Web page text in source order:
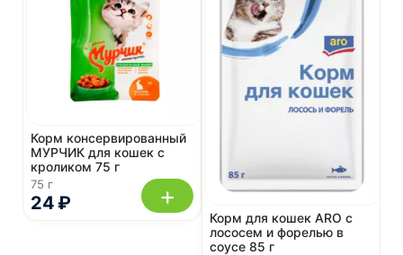
24 ₽
Корм консервированный
МУРЧИК для кошек с
кроликом 75 г
75 г +
Корм для кошек ARO с
лососем и форелью в
соусе 85 г